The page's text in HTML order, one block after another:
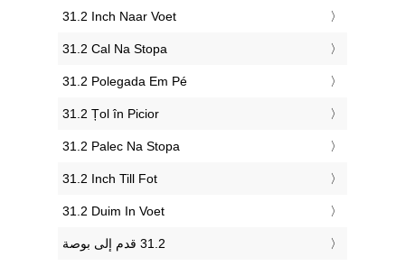
‎31.2 Inch Naar Voet
‎31.2 Cal Na Stopa
‎31.2 Polegada Em Pé
‎31.2 Țol în Picior
‎31.2 Palec Na Stopa
‎31.2 Inch Till Fot
‎31.2 Duim In Voet